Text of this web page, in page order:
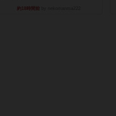
約18時間前